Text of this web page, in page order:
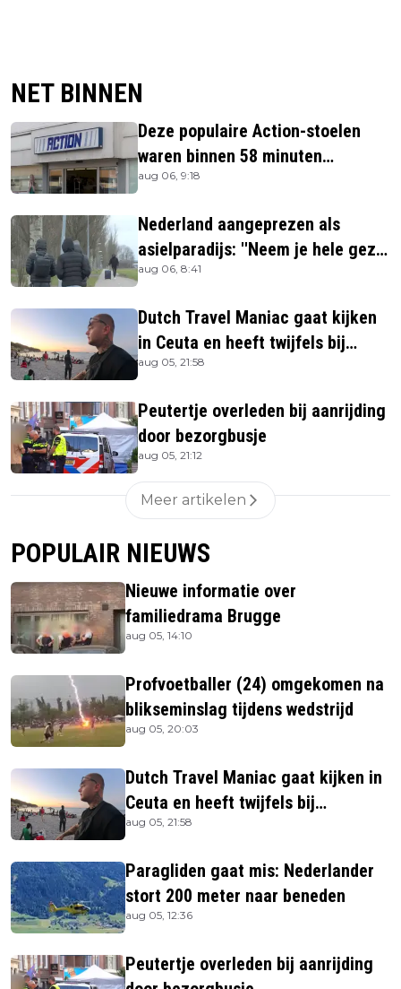
NET BINNEN
Deze populaire Action-stoelen
waren binnen 58 minuten
uitverkocht zijn vandaag weer te
aug 06, 9:18
Nederland aangeprezen als
asielparadijs: ''Neem je hele gezin
mee''
aug 06, 8:41
Dutch Travel Maniac gaat kijken
in Ceuta en heeft twijfels bij
berichtgeving media
aug 05, 21:58
Peutertje overleden bij aanrijding
door bezorgbusje
aug 05, 21:12
Meer artikelen
POPULAIR NIEUWS
Nieuwe informatie over
familiedrama Brugge
aug 05, 14:10
Profvoetballer (24) omgekomen na
blikseminslag tijdens wedstrijd
aug 05, 20:03
Dutch Travel Maniac gaat kijken in
Ceuta en heeft twijfels bij
berichtgeving media
aug 05, 21:58
Paragliden gaat mis: Nederlander
stort 200 meter naar beneden
aug 05, 12:36
Peutertje overleden bij aanrijding